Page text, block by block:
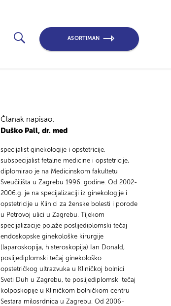
ASORTIMAN
Članak napisao:
Duško Pall, dr. med
specijalist ginekologije i opstetricije,
subspecijalist fetalne medicine i opstetricije,
diplomirao je na Medicinskom fakultetu
Sveučilišta u Zagrebu 1996. godine. Od 2002-
2006.g. je na specijalizaciji iz ginekologije i
opstetricije u Klinici za ženske bolesti i porode
u Petrovoj ulici u Zagrebu. Tijekom
specijalizacije polaže poslijediplomski tečaj
endoskopske ginekološke kirurgije
(laparoskopija, histeroskopija) Ian Donald,
poslijediplomski tečaj ginekološko
opstetričkog ultrazvuka u Kliničkoj bolnici
Sveti Duh u Zagrebu, te poslijediplomski tečaj
kolposkopije u Kliničkom bolničkom centru
Sestara milosrdnica u Zagrebu. Od 2006-